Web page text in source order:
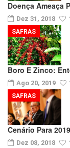
Doença Ameaça
Dez 31, 2018
Boro E Zinco:
Ago 20, 2019
SAFRAS
Cenário Para
Dez 08, 2018
SAFRAS